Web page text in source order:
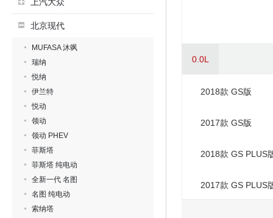
北京现代
MUFASA 沐飒
瑞纳
悦纳
伊兰特
悦动
领动
领动 PHEV
菲斯塔
菲斯塔 纯电动
全新一代 名图
名图 纯电动
索纳塔
0.0L
2018款 GS版
2017款 GS版
2018款 GS PLUS
2017款 GS PLUS